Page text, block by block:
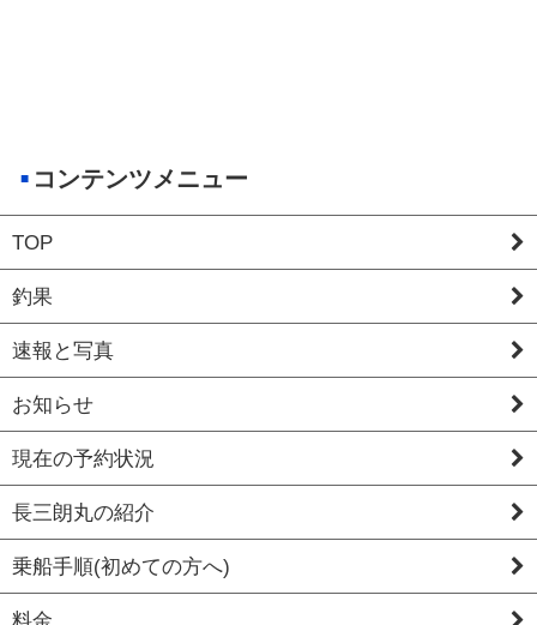
コンテンツメニュー
TOP
釣果
速報と写真
お知らせ
現在の予約状況
長三朗丸の紹介
乗船手順(初めての方へ)
料金